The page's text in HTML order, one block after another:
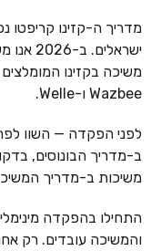
מדריך ה-קזינו קריפטו
Wazbee ו-Welle.
לפני הפקדה — השוו
משיכות ב-מדריך
והמשיכה עובדים. רק